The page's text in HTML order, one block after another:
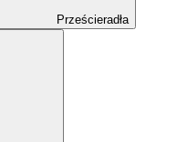
Prześcieradła